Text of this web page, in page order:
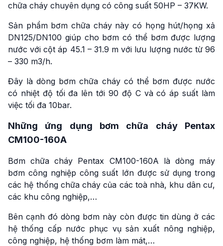
chữa cháy chuyên dụng có công suất 50HP – 37KW.
Sản phẩm bơm chữa cháy này có họng hút/họng xả
DN125/DN100 giúp cho bơm có thể bơm được lượng
nước với cột áp 45.1 – 31.9 m với lưu lượng nước từ 96
– 330 m3/h.
Đây là dòng bơm chữa cháy có thể bơm được nước
có nhiệt độ tối đa lên tới 90 độ C và có áp suất làm
việc tối đa 10bar.
Những ứng dụng bơm chữa cháy Pentax
CM100-160A
Bơm chữa cháy Pentax CM100-160A là dòng máy
bơm công nghiệp công suất lớn được sử dụng trong
các hệ thống chữa cháy của các toà nhà, khu dân cư,
các khu công nghiệp,…
Bên cạnh đó dòng bơm này còn được tin dùng ở các
hệ thống cấp nước phục vụ sản xuất nông nghiệp,
công nghiệp, hệ thống bơm làm mát,…